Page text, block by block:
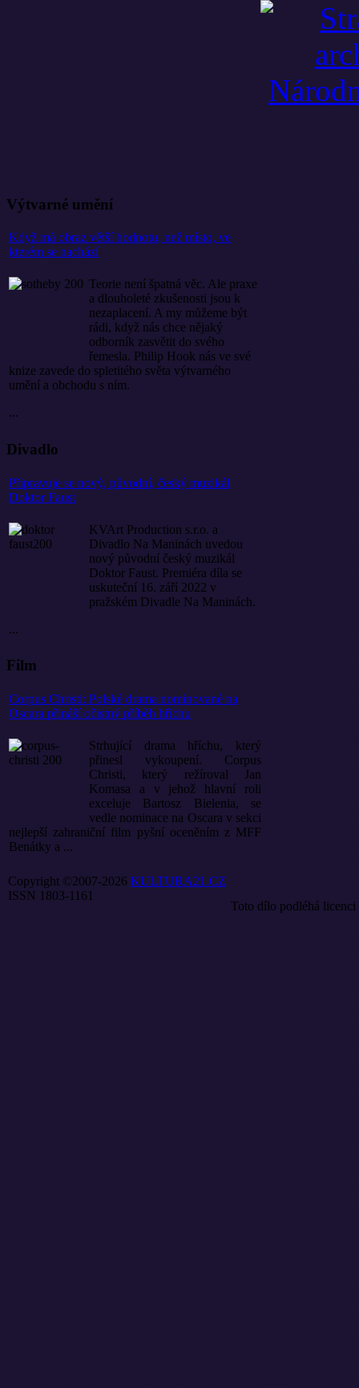
Výtvarné umění
Když má obraz větší hodnotu, než místo, ve
kterém se nachází
Teorie není špatná věc. Ale praxe
a dlouholeté zkušenosti jsou k
nezaplacení. A my můžeme být
rádi, když nás chce nějaký
odborník zasvětit do svého
řemesla. Philip Hook nás ve své
knize zavede do spletitého světa výtvarného
umění a obchodu s ním.
...
Divadlo
Připravuje se nový, původní, český muzikál
Doktor Faust
KVArt Production s.r.o. a
Divadlo Na Maninách uvedou
nový původní český muzikál
Doktor Faust. Premiéra díla se
uskuteční 16. září 2022 v
pražském Divadle Na Maninách.
...
Film
Corpus Christi: Polské drama nominované na
Oscara přináší očistný příběh hříchu
Strhující drama hříchu, který
přinesl vykoupení. Corpus
Christi, který režíroval Jan
Komasa a v jehož hlavní roli
exceluje Bartosz Bielenia, se
vedle nominace na Oscara v sekci
nejlepší zahraniční film pyšní oceněním z MFF
Benátky a ...
Copyright ©2007-2026 KULTURA21.CZ
ISSN 1803-1161
Toto dílo podléhá licenci